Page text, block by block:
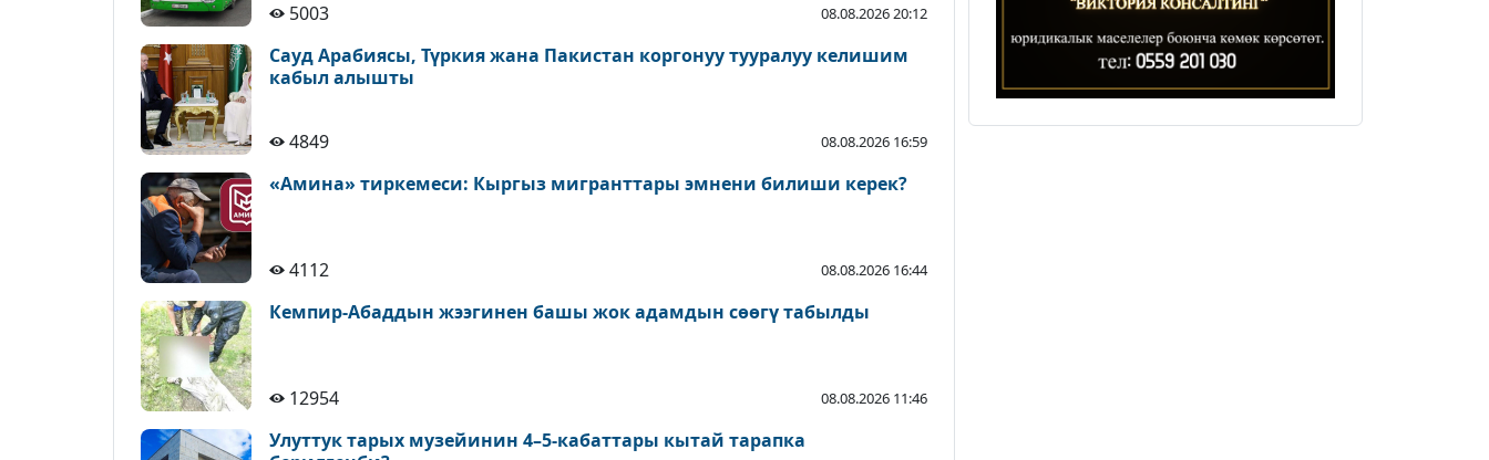
5003 08.08.2026 20:12
Сауд Арабиясы, Түркия жана Пакистан коргонуу тууралуу келишим
кабыл алышты
4849 08.08.2026 16:59
«Амина» тиркемеси: Кыргыз мигранттары эмнени билиши керек?
4112 08.08.2026 16:44
Кемпир-Абаддын жээгинен башы жок адамдын сөөгү табылды
12954 08.08.2026 11:46
Улуттук тарых музейинин 4–5-кабаттары кытай тарапка